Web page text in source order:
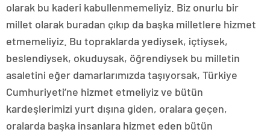
olarak bu kaderi kabullenmemeliyiz. Biz onurlu bir
millet olarak buradan çıkıp da başka milletlere hizmet
etmemeliyiz. Bu topraklarda yediysek, içtiysek,
beslendiysek, okuduysak, öğrendiysek bu milletin
asaletini eğer damarlarımızda taşıyorsak, Türkiye
Cumhuriyeti’ne hizmet etmeliyiz ve bütün
kardeşlerimizi yurt dışına giden, oralara geçen,
oralarda başka insanlara hizmet eden bütün